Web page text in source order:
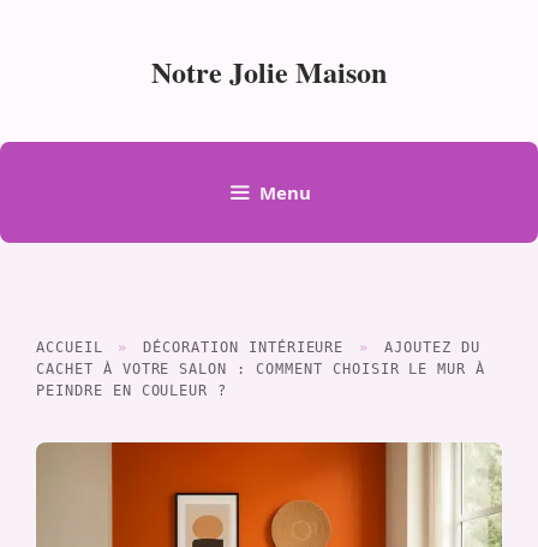
Notre Jolie Maison
Menu
ACCUEIL » DÉCORATION INTÉRIEURE »
AJOUTEZ DU
CACHET À VOTRE SALON : COMMENT CHOISIR LE MUR À
PEINDRE EN COULEUR ?